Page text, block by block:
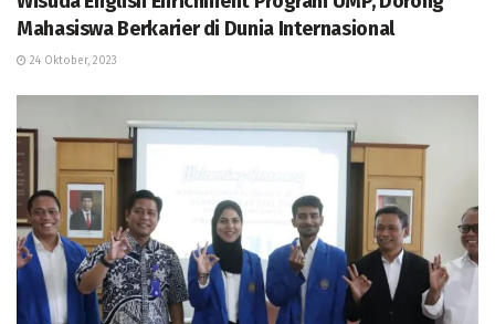
Mahasiswa Berkarier di Dunia Internasional
24 Oktober, 2023